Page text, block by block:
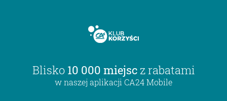
Blisko 10 000 miejsc z rabatami
w naszej aplikacji CA24 Mobile